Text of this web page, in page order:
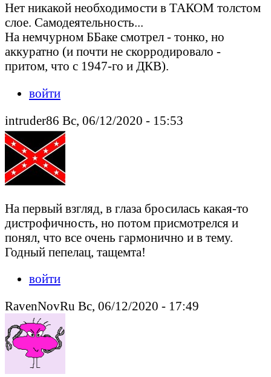
Нет никакой необходимости в ТАКОМ толстом
слое. Самодеятельность...
На немчурном ББаке смотрел - тонко, но
аккуратно (и почти не скорродировало -
притом, что с 1947-го и ДКВ).
войти
intruder86 Вс, 06/12/2020 - 15:53
На первый взгляд, в глаза бросилась какая-то
дистрофичность, но потом присмотрелся и
понял, что все очень гармонично и в тему.
Годный пепелац, тащемта!
войти
RavenNovRu Вс, 06/12/2020 - 17:49